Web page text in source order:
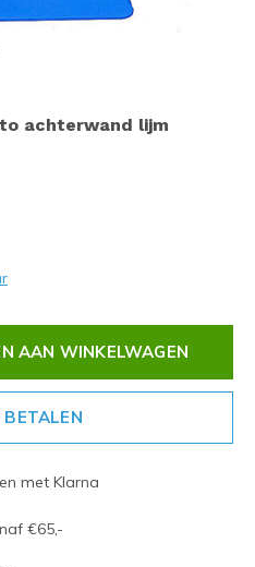
achterwand lijm
AAN WINKELWAGEN
BETALEN
met Klarna
€65,-